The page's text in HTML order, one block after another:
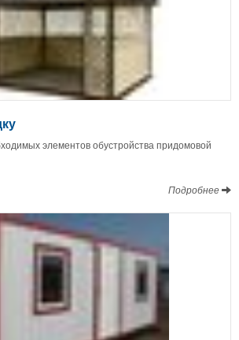
элементов обустройства придомовой
Подробнее